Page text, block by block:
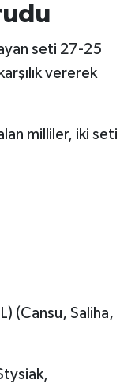
seti 27-25
vererek
milliler, iki seti
(Cansu, Saliha,